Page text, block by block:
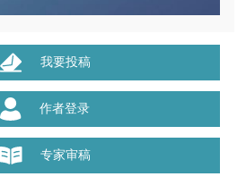
我要投稿
作者登录
专家审稿